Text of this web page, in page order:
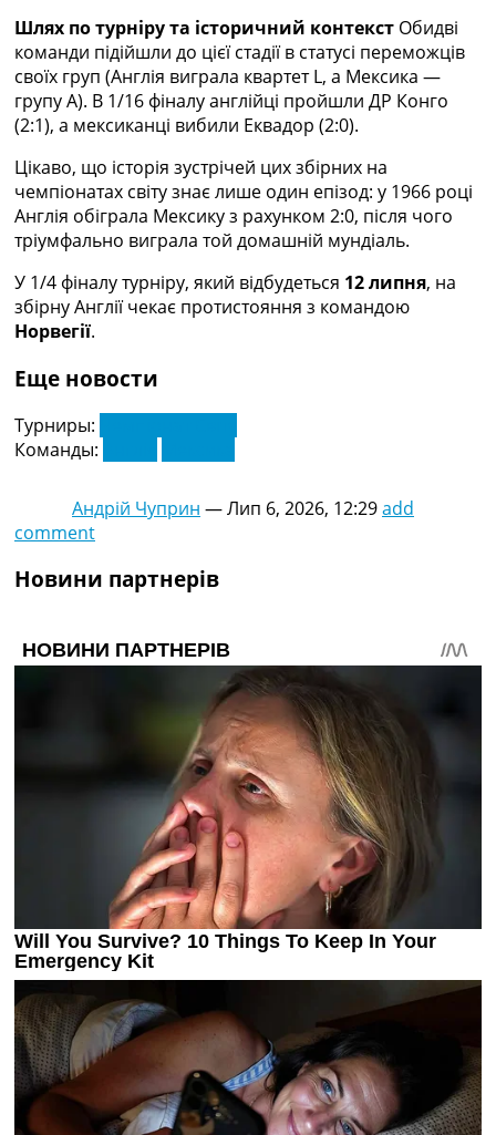
Рейтинг країн УЄФА
Рейтинг клубів УЄФА
Рейтинг ФІФА
Телепрограма
Шлях по турніру та історичний контекст Обидві
команди підійшли до цієї стадії в статусі переможців
своїх груп (Англія виграла квартет L, а Мексика —
групу А). В 1/16 фіналу англійці пройшли ДР Конго
(2:1), а мексиканці вибили Еквадор (2:0).
Цікаво, що історія зустрічей цих збірних на
чемпіонатах світу знає лише один епізод: у 1966 році
Англія обіграла Мексику з рахунком 2:0, після чого
тріумфально виграла той домашній мундіаль.
У 1/4 фіналу турніру, який відбудеться 12 липня, на
збірну Англії чекає протистояння з командою
Норвегії.
Еще новости
Турниры:
Команды:
Андрій Чуприн —Лип 6, 2026, 12:29add
comment
Новини партнерів